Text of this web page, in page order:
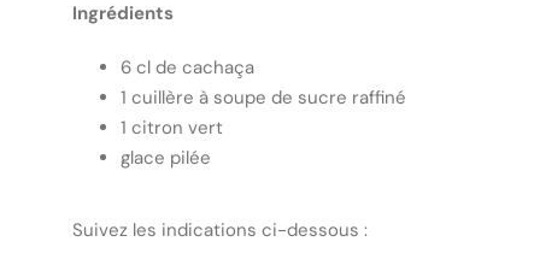
Ingrédients
6 cl de cachaça
1 cuillère à soupe de sucre raffiné
1 citron vert
glace pilée
Suivez les indications ci-dessous :